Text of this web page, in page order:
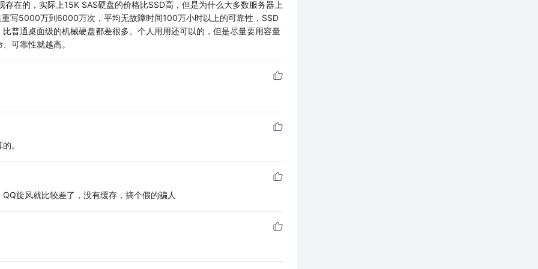
在的，实际上15K SAS硬盘的价格比SSD高，但是为什么大多数服务器上
写5000万到6000万次，平均无故障时间100万小时以上的可靠性，SSD
普通桌面级的机械硬盘都差很多。个人用用还可以的，但是尽量要用容量
可靠性就越高。
。
旋风就比较差了，没有缓存，搞个假的骗人